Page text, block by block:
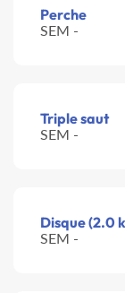
Perche
SEM -
Triple saut
SEM -
Disque (2.0
SEM -